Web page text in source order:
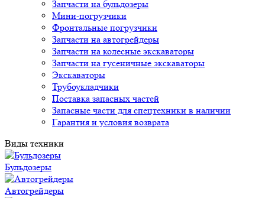
Запчасти на бульдозеры
Мини-погрузчики
Фронтальные погрузчики
Запчасти на автогрейдеры
Запчасти на колесные экскаваторы
Запчасти на гусеничные экскаваторы
Экскаваторы
Трубоукладчики
Поставка запасных частей
Запасные части для спецтехники в наличии
Гарантия и условия возврата
Виды техники
Бульдозеры
Автогрейдеры